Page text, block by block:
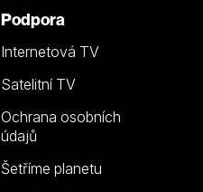
Podpora
Internetová TV
Satelitní TV
Ochrana osobních
údajů
Šetříme planetu